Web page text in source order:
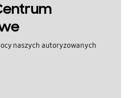
naszych autoryzowanych